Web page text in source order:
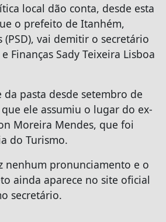
local dão conta, desde esta
o prefeito de Itanhém,
vai demitir o secretário
Finanças Sady Teixeira Lisboa
da pasta desde setembro de
ele assumiu o lugar do ex-
Moreira Mendes, que foi
do Turismo.
nenhum pronunciamento e o
ainda aparece no site oficial
secretário.